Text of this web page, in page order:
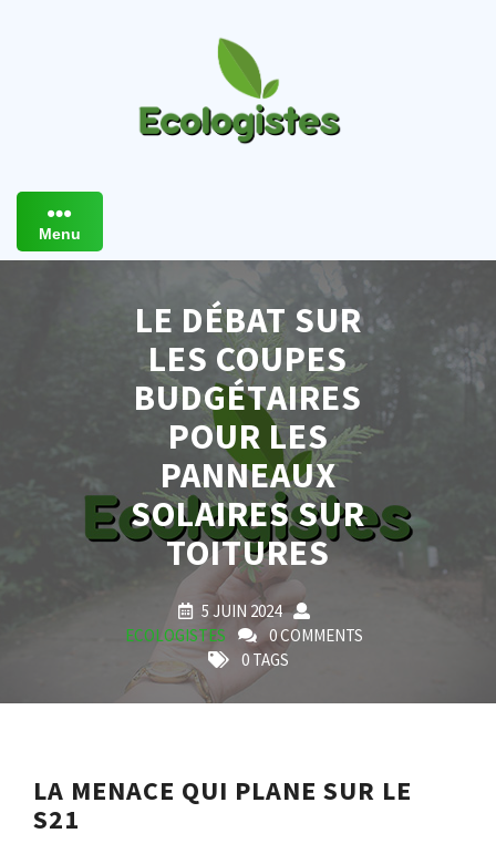
Menu
LE DÉBAT SUR
LES COUPES
BUDGÉTAIRES
POUR LES
PANNEAUX
SOLAIRES SUR
TOITURES
5 JUIN 2024
ECOLOGISTES
0 COMMENTS
0 TAGS
LA MENACE QUI PLANE SUR LE
S21